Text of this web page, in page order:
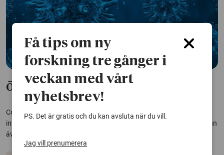
Ökad risk för körtelfeber efter covid-19
Covid-19 kan försvaga immunförsvaret och öka risken för andra
infektioner, till exempel körtelfeber. Fler effekter av coronaviruset kan
även komma på sikt, enligt forskare bakom en ny studie.
Få tips om ny
forskning tre gånger i
veckan med vårt
nyhetsbrev!
PS. Det är gratis och du kan avsluta när du vill.
Jag vill prenumerera